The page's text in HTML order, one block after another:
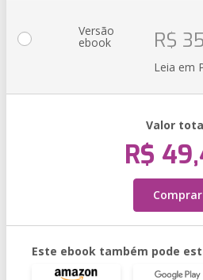
Versão
ebook R$
Leia em
Valor
R$
Comprar
Este ebook também pode